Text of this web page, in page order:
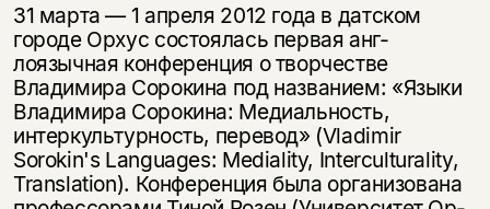
31 марта — 1 апреля 2012 года в датском
городе Орхус состоялась первая анг­
лоязычная конференция о творчестве
Владимира Сорокина под названием: «Языки
Владимира Сорокина: Медиальность,
интеркультурность, перевод» (Vladimir
Sorokin's Languages: Mediality, Interculturality,
Translation). Кон­ференция была организована